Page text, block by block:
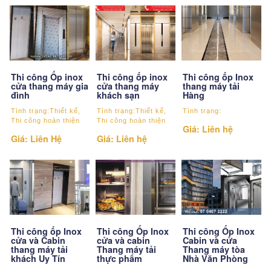
MÁY
Thi công Ốp inox
cửa thang máy gia
đình
Tình trạng:Thiết kế,
Thi công hoàn thiện
Giá: Liên Hệ
Thi công ốp inox
cửa thang máy
khách sạn
Tình trạng:Thiết kế,
Thi công hoàn thiện
Giá: Liên hệ
Thi công ốp Inox
thang máy tải
Hàng
Tình trạng:
Giá: Liên hệ
Thi công ốp Inox
cửa và Cabin
thang máy tải
khách Uy Tín
Thi công Ốp Inox
cửa và cabin
Thang máy tải
thực phẩm
Thi công Ốp Inox
Cabin và cửa
Thang máy tòa
Nhà Văn Phòng